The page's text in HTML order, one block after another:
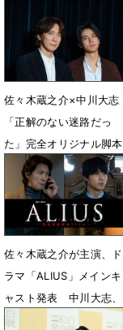
佐々木蔵之介×中川大志
「正解のない迷路だっ
た」完全オリジナル脚本
にかけた覚悟
7月25日 12時00分
佐々木蔵之介が主演、ド
ラマ「ALIUS」メインキ
ャスト発表 中川大志、
恒松祐里、坂井真紀の出